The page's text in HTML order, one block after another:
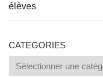
élèves
CATEGORIES
Categories